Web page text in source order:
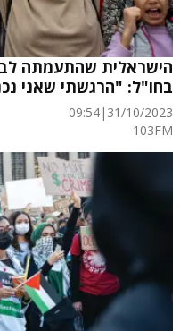
הישראלית שהתעמתה
בחו"ל: "הרגשתי שאני
31/10/2023
|
09:54
103FM